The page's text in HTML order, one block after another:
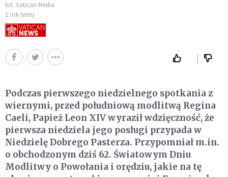
fot. Vatican Media
1 rok temu
Podczas pierwszego niedzielnego spotkania z
wiernymi, przed południową modlitwą Regina
Caeli, Papież Leon XIV wyraził wdzięczność, że
pierwsza niedziela jego posługi przypada w
Niedzielę Dobrego Pasterza. Przypomniał m.in.
o obchodzonym dziś 62. Światowym Dniu
Modlitwy o Powołania i orędziu, jakie na tę